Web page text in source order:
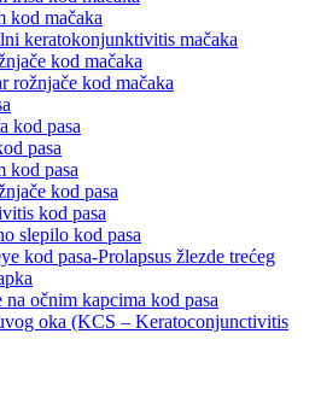
kod mačaka
keratokonjunktivitis mačaka
kod mačaka
rožnjače kod mačaka
kod pasa
pasa
kod pasa
kod pasa
kod pasa
slepilo kod pasa
kod pasa-Prolapsus žlezde trećeg
na očnim kapcima kod pasa
oka (KCS – Keratoconjunctivitis